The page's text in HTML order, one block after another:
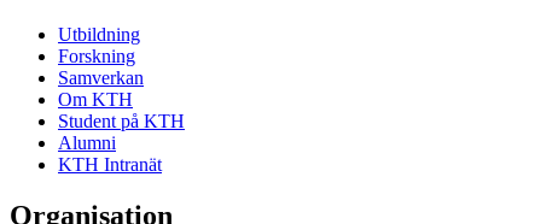
Utbildning
Forskning
Samverkan
Om KTH
Student på KTH
Alumni
KTH Intranät
Organisation